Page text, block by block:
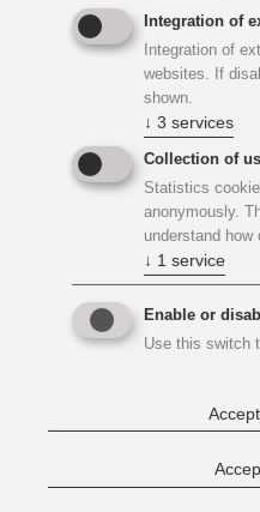
In starker
IPROconsult
Gebündeltes Wissen
DAS
Integration of
Integration of
websites. If
shown.
↓ 3 services
Collection of
Statistics
anonymously.
understand how
↓ 1 service
Enable or
Use this switch